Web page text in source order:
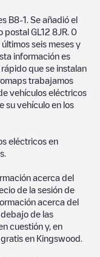
B8-1 . Se añadió el
postal GL12 8JR 0
seis meses y
información es
que se instalan
trabajamos
vehículos eléctricos
su vehículo en los
eléctricos en
acerca del
de la sesión de
acerca del
de las
cuestión y, en
en Kingswood